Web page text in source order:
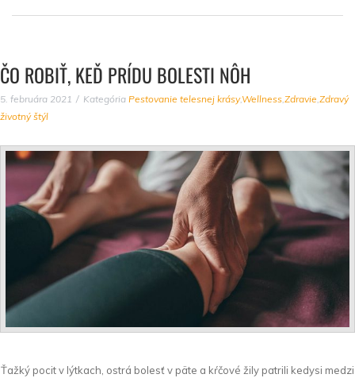
ČO ROBIŤ, KEĎ PRÍDU BOLESTI NÔH
5. februára 2021 Kategória Pestovanie telesnej krásy,Wellness,Zdravie,Zdravý
životný štýl
Ťažký pocit v lýtkach, ostrá bolesť v päte a kŕčové žily patrili kedysi medzi